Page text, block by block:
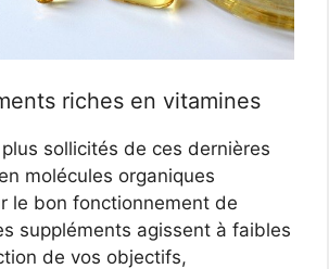
riches en vitamines
sollicités de ces dernières
molécules organiques
le bon fonctionnement de
suppléments agissent à faibles
de vos objectifs,